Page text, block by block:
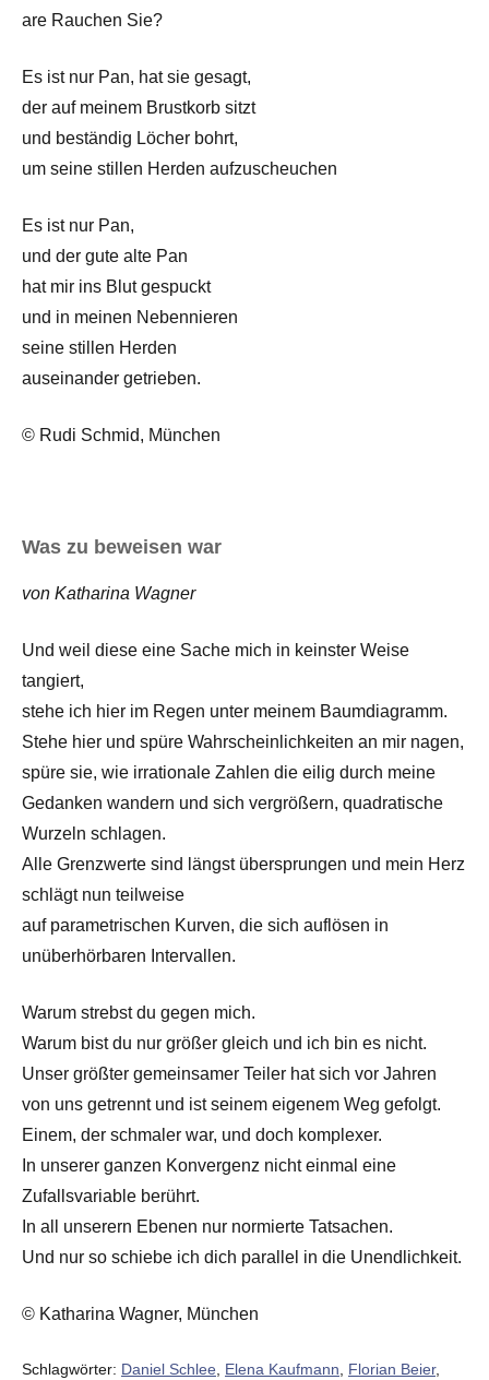
are Rauchen Sie?
Es ist nur Pan, hat sie gesagt,
der auf meinem Brustkorb sitzt
und beständig Löcher bohrt,
um seine stillen Herden aufzuscheuchen
Es ist nur Pan,
und der gute alte Pan
hat mir ins Blut gespuckt
und in meinen Nebennieren
seine stillen Herden
auseinander getrieben.
© Rudi Schmid, München
Was zu beweisen war
von Katharina Wagner
Und weil diese eine Sache mich in keinster Weise
tangiert,
stehe ich hier im Regen unter meinem Baumdiagramm.
Stehe hier und spüre Wahrscheinlichkeiten an mir nagen,
spüre sie, wie irrationale Zahlen die eilig durch meine
Gedanken wandern und sich vergrößern, quadratische
Wurzeln schlagen.
Alle Grenzwerte sind längst übersprungen und mein Herz
schlägt nun teilweise
auf parametrischen Kurven, die sich auflösen in
unüberhörbaren Intervallen.
Warum strebst du gegen mich.
Warum bist du nur größer gleich und ich bin es nicht.
Unser größter gemeinsamer Teiler hat sich vor Jahren
von uns getrennt und ist seinem eigenem Weg gefolgt.
Einem, der schmaler war, und doch komplexer.
In unserer ganzen Konvergenz nicht einmal eine
Zufallsvariable berührt.
In all unserern Ebenen nur normierte Tatsachen.
Und nur so schiebe ich dich parallel in die Unendlichkeit.
© Katharina Wagner, München
Schlagwörter: Daniel Schlee Elena Kaufmann Florian Beier,